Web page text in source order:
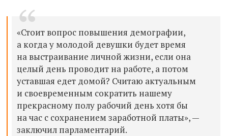
«Стоит вопрос повышения демографии,
а когда у молодой девушки будет время
на выстраивание личной жизни, если она
целый день проводит на работе, а потом
уставшая едет домой? Считаю актуальным
и своевременным сократить нашему
прекрасному полу рабочий день хотя бы
на час с сохранением заработной платы», —
заключил парламентарий.